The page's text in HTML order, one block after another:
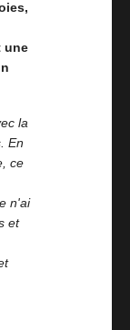
une
la
En
ce
n'ai
et